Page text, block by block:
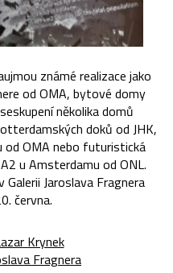
známé realizace jako
od OMA, bytové domy
několika domů
doků od JHK,
OMA nebo futuristická
u Amsterdamu od ONL.
Jaroslava Fragnera
června.
Krynek
Fragnera